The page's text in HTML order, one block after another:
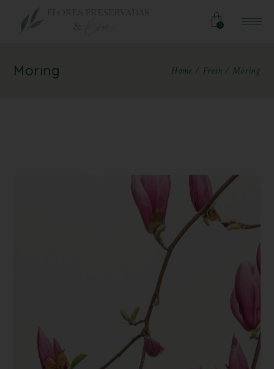
0
Moring Home Fresh Moring